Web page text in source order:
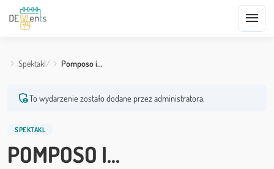
menu
Spektakl Pomposo i...
admin_panel_settingsTo wydarzenie zostało dodane przez administratora.
SPEKTAKL
POMPOSO I...